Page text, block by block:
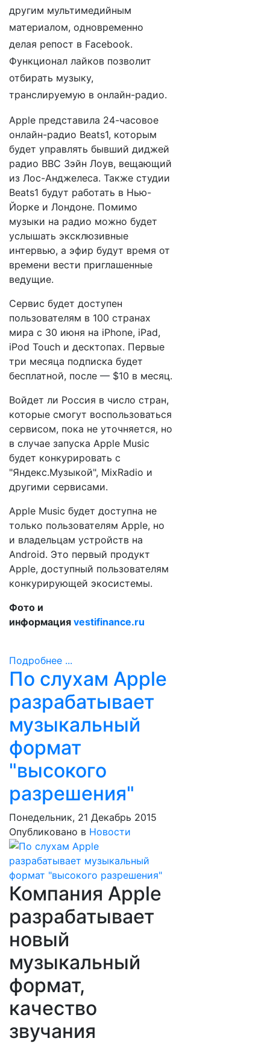
другим мультимедийным
материалом, одновременно
делая репост в Facebook.
Функционал лайков позволит
отбирать музыку,
транслируемую в онлайн-радио.
Apple представила 24-часовое
онлайн-радио Beats1, которым
будет управлять бывший диджей
радио BBC Зэйн Лоув, вещающий
из Лос-Анджелеса. Также студии
Beats1 будут работать в Нью-
Йорке и Лондоне. Помимо
музыки на радио можно будет
услышать эксклюзивные
интервью, а эфир будут время от
времени вести приглашенные
ведущие.
Сервис будет доступен
пользователям в 100 странах
мира с 30 июня на iPhone, iPad,
iPod Touch и десктопах. Первые
три месяца подписка будет
бесплатной, после — $10 в месяц.
Войдет ли Россия в число стран,
которые смогут воспользоваться
сервисом, пока не уточняется, но
в случае запуска Apple Music
будет конкурировать с
"Яндекс.Музыкой", MixRadio и
другими сервисами.
Apple Music будет доступна не
только пользователям Apple, но
и владельцам устройств на
Android. Это первый продукт
Apple, доступный пользователям
конкурирующей экосистемы.
Фото и
информация vestifinance.ru
Подробнее ...
По слухам Apple
разрабатывает
музыкальный
формат
"высокого
разрешения"
Понедельник, 21 Декабрь 2015
Опубликовано в Новости
Компания Apple
разрабатывает
новый
музыкальный
формат,
качество
звучания